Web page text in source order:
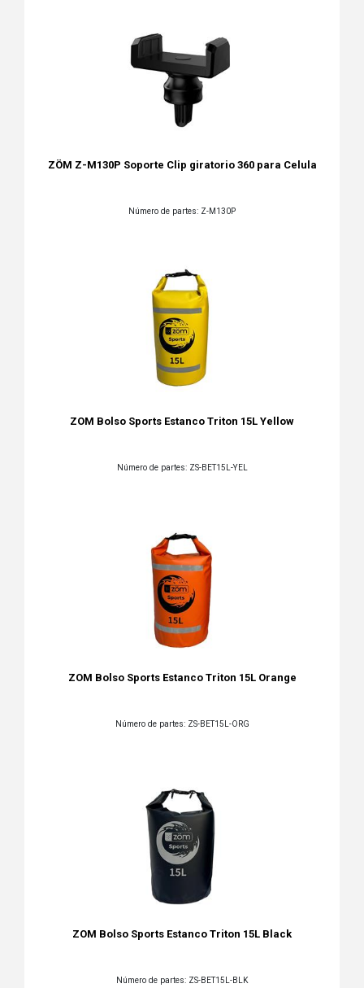
ZÖM Z-M130P Soporte Clip giratorio 360 para Celula
Número de partes: Z-M130P
ZOM Bolso Sports Estanco Triton 15L Yellow
Número de partes: ZS-BET15L-YEL
ZOM Bolso Sports Estanco Triton 15L Orange
Número de partes: ZS-BET15L-ORG
ZOM Bolso Sports Estanco Triton 15L Black
Número de partes: ZS-BET15L-BLK